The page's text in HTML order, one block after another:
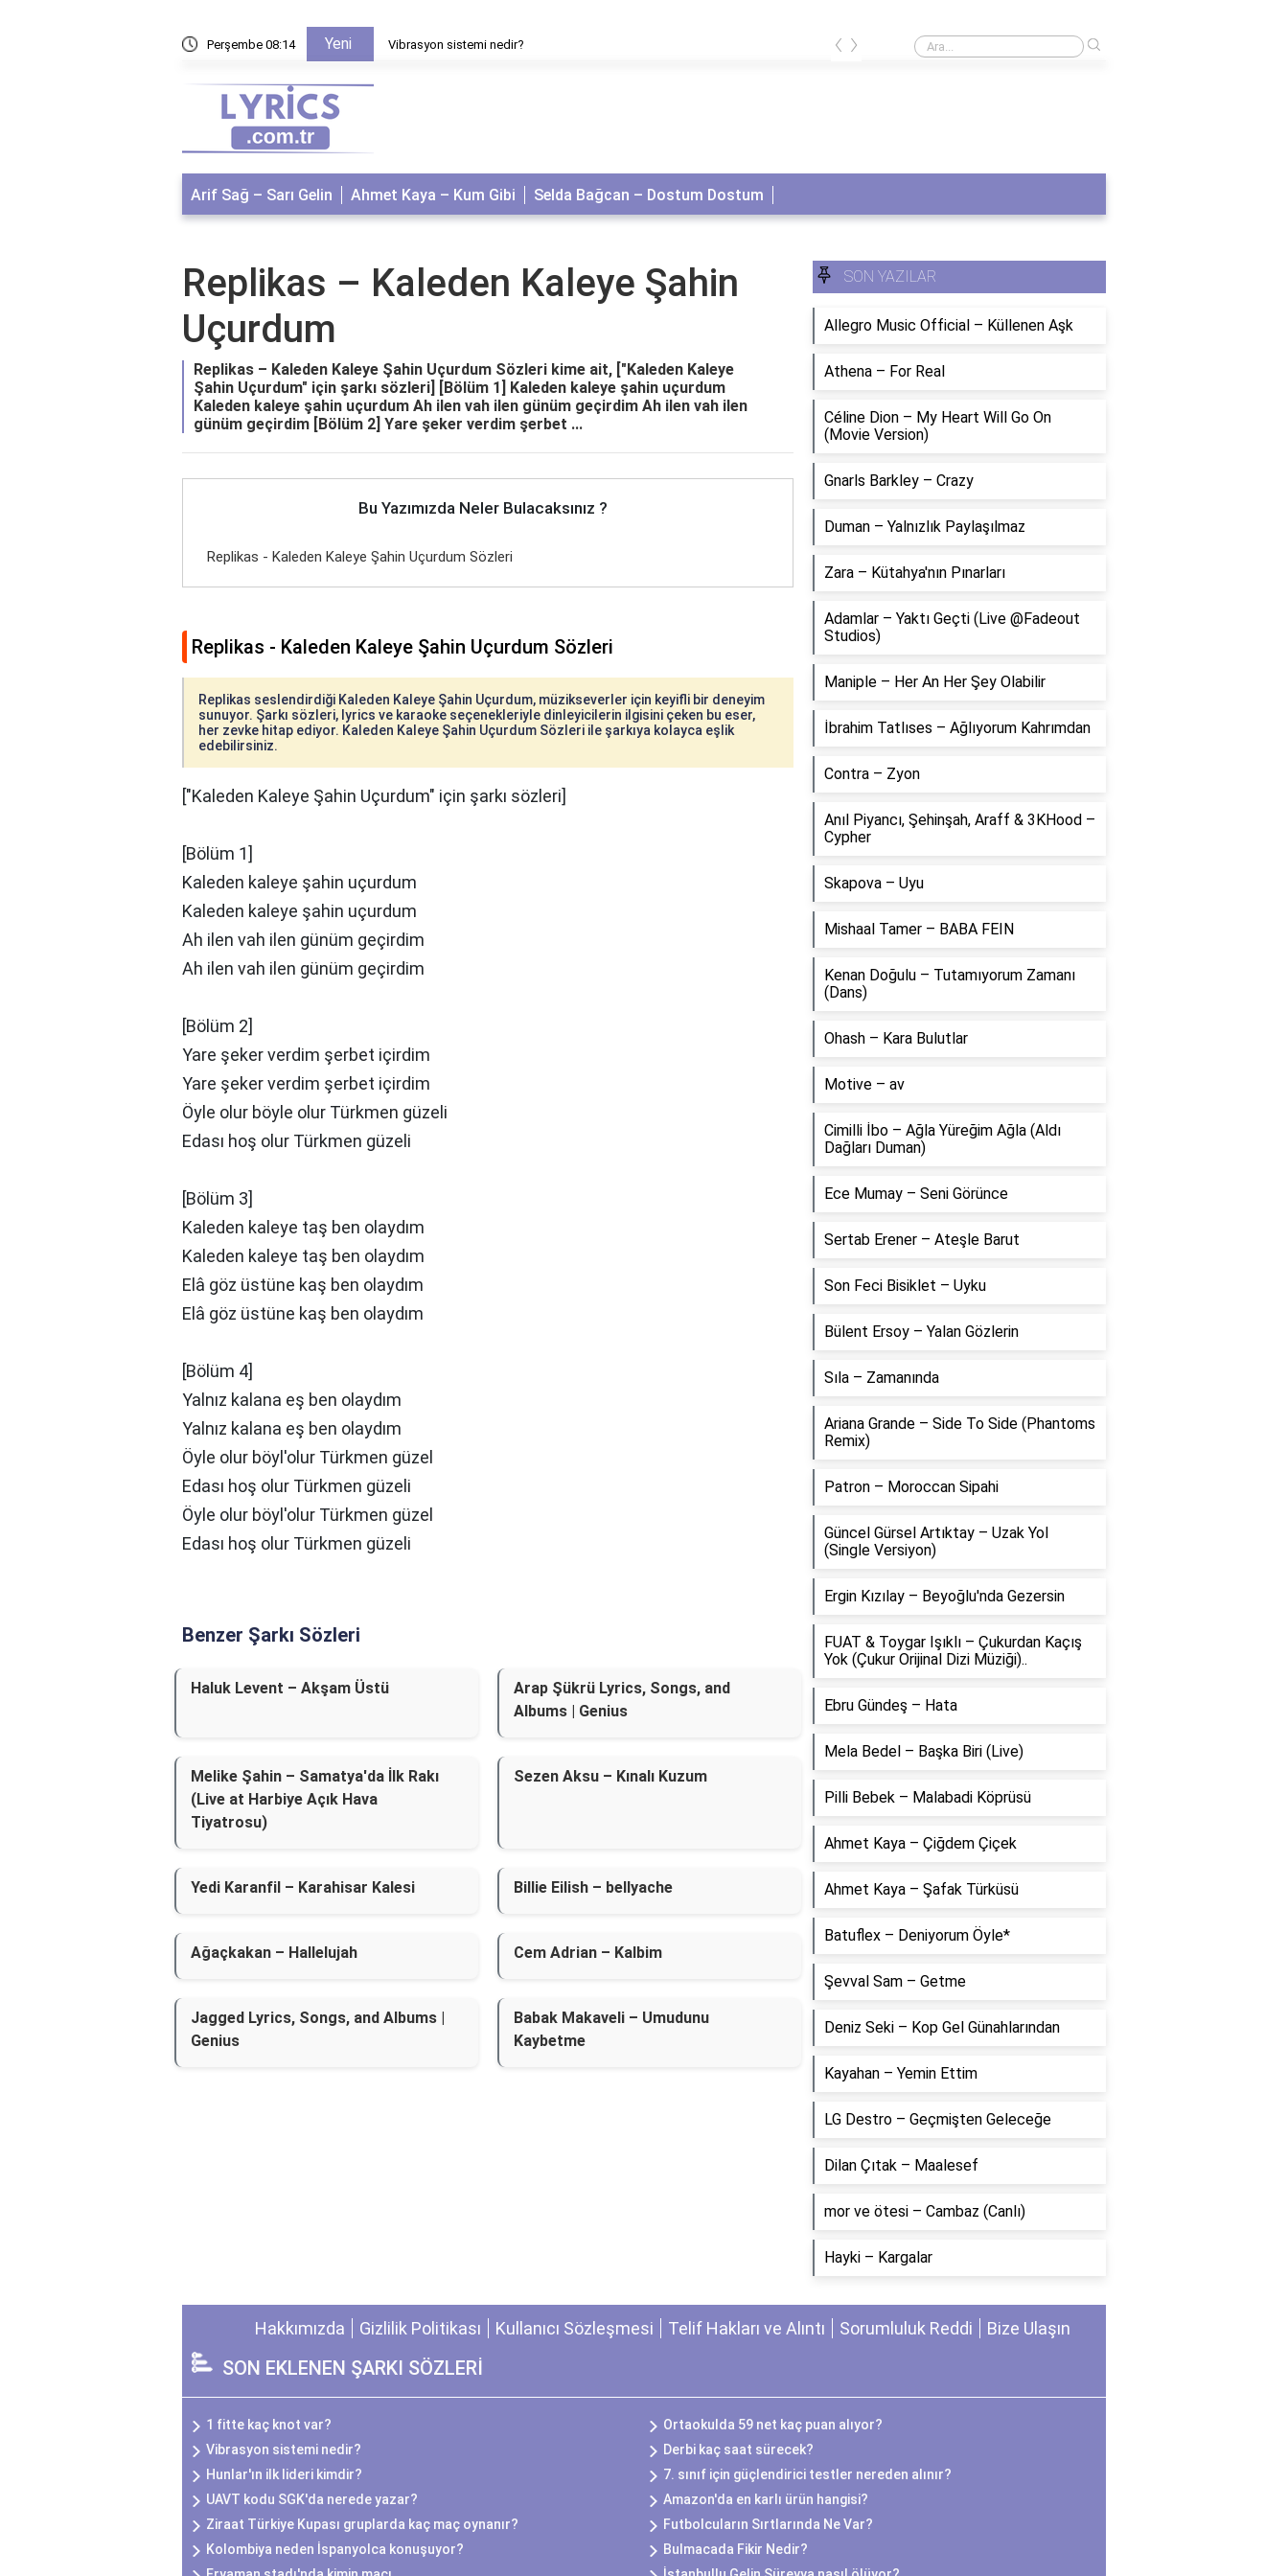
Perşembe 08:14 Yeni Vibrasyon sistemi nedir? Vibrasyon sistemi nedir?
‹ ›
Arif Sağ – Sarı Gelin Ahmet Kaya – Kum Gibi Selda Bağcan – Dostum Dostum
Replikas – Kaleden Kaleye Şahin
Uçurdum
Replikas – Kaleden Kaleye Şahin Uçurdum Sözleri kime ait, ["Kaleden Kaleye
Şahin Uçurdum" için şarkı sözleri] [Bölüm 1] Kaleden kaleye şahin uçurdum
Kaleden kaleye şahin uçurdum Ah ilen vah ilen günüm geçirdim Ah ilen vah ilen
günüm geçirdim [Bölüm 2] Yare şeker verdim şerbet ...
Bu Yazımızda Neler Bulacaksınız ?
Replikas - Kaleden Kaleye Şahin Uçurdum Sözleri
Replikas - Kaleden Kaleye Şahin Uçurdum Sözleri
Replikas seslendirdiği Kaleden Kaleye Şahin Uçurdum, müzikseverler için keyifli bir deneyim
sunuyor. Şarkı sözleri, lyrics ve karaoke seçenekleriyle dinleyicilerin ilgisini çeken bu eser,
her zevke hitap ediyor. Kaleden Kaleye Şahin Uçurdum Sözleri ile şarkıya kolayca eşlik
edebilirsiniz.
["Kaleden Kaleye Şahin Uçurdum" için şarkı sözleri]
[Bölüm 1]
Kaleden kaleye şahin uçurdum
Kaleden kaleye şahin uçurdum
Ah ilen vah ilen günüm geçirdim
Ah ilen vah ilen günüm geçirdim
[Bölüm 2]
Yare şeker verdim şerbet içirdim
Yare şeker verdim şerbet içirdim
Öyle olur böyle olur Türkmen güzeli
Edası hoş olur Türkmen güzeli
[Bölüm 3]
Kaleden kaleye taş ben olaydım
Kaleden kaleye taş ben olaydım
Elâ göz üstünе kaş ben olaydım
Elâ göz üstüne kaş ben olaydım
[Bölüm 4]
Yalnız kalana еş ben olaydım
Yalnız kalana eş ben olaydım
Öyle olur böyl'olur Türkmen güzel
Edası hoş olur Türkmen güzeli
Öyle olur böyl'olur Türkmen güzel
Edası hoş olur Türkmen güzeli
Benzer Şarkı Sözleri
Haluk Levent – Akşam Üstü
Arap Şükrü Lyrics, Songs, and
Albums | Genius
Melike Şahin – Samatya'da İlk Rakı
(Live at Harbiye Açık Hava
Tiyatrosu)
Sezen Aksu – Kınalı Kuzum
Yedi Karanfil – Karahisar Kalesi Billie Eilish – ​bellyache
Ağaçkakan – Hallelujah Cem Adrian – Kalbim
Jagged Lyrics, Songs, and Albums |
Genius
Babak Makaveli – Umudunu
Kaybetme
SON YAZILAR
Allegro Music Official – Küllenen Aşk
Athena – For Real
Céline Dion – My Heart Will Go On
(Movie Version)
Gnarls Barkley – Crazy
Duman – Yalnızlık Paylaşılmaz
Zara – Kütahya'nın Pınarları
Adamlar – Yaktı Geçti (Live @Fadeout
Studios)
Maniple – Her An Her Şey Olabilir
İbrahim Tatlıses – Ağlıyorum Kahrımdan
Contra – Zyon
Anıl Piyancı, Şehinşah, Araff & 3KHood –
Cypher
Skapova – Uyu
Mishaal Tamer – BABA FEIN
Kenan Doğulu – Tutamıyorum Zamanı
(Dans)
Ohash – Kara Bulutlar
Motive – av
Cimilli İbo – Ağla Yüreğim Ağla (Aldı
Dağları Duman)
Ece Mumay – Seni Görünce
Sertab Erener – Ateşle Barut
Son Feci Bisiklet – Uyku
Bülent Ersoy – Yalan Gözlerin
Sıla – Zamanında
Ariana Grande – Side To Side (Phantoms
Remix)
Patron – Moroccan Sipahi
Güncel Gürsel Artıktay – Uzak Yol
(Single Versiyon)
Ergin Kızılay – Beyoğlu'nda Gezersin
FUAT & Toygar Işıklı – Çukurdan Kaçış
Yok (Çukur Orijinal Dizi Müziği)..
Ebru Gündeş – Hata
Mela Bedel – Başka Biri (Live)
Pilli Bebek – Malabadi Köprüsü
Ahmet Kaya – Çiğdem Çiçek
Ahmet Kaya – Şafak Türküsü
Batuflex – Deniyorum Öyle*
Şevval Sam – Getme
Deniz Seki – Kop Gel Günahlarından
Kayahan – Yemin Ettim
LG Destro – Geçmişten Geleceğe
Dilan Çıtak – Maalesef
​mor ve ötesi – Cambaz (Canlı)
Hayki – Kargalar
Hakkımızda Gizlilik Politikası Kullanıcı Sözleşmesi Telif Hakları ve Alıntı Sorumluluk Reddi Bize Ulaşın
SON EKLENEN ŞARKI SÖZLERİ
1 fitte kaç knot var?
Ortaokulda 59 net kaç puan alıyor?
Vibrasyon sistemi nedir?
Derbi kaç saat sürecek?
Hunlar'ın ilk lideri kimdir?
7. sınıf için güçlendirici testler nereden alınır?
UAVT kodu SGK'da nerede yazar?
Amazon'da en karlı ürün hangisi?
Ziraat Türkiye Kupası gruplarda kaç maç oynanır?
Futbolcuların Sırtlarında Ne Var?
Kolombiya neden İspanyolca konuşuyor?
Bulmacada Fikir Nedir?